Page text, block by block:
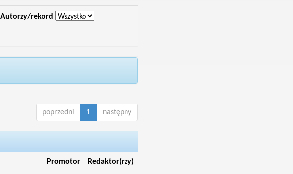
Autorzy/rekord
poprzedni 1 następny
Promotor Redaktor(rzy)